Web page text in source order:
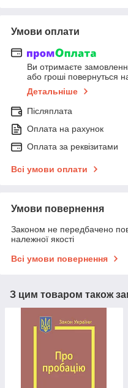
Умови оплати
Ви отримаєте
або гроші повернуться
Детальніше
Післяплата
Оплата на рахунок
Оплата за реквізитами
Всі умови оплати
Умови повернення
Законом не передбачено
належної якості
Всі умови повернення
З цим товаром також